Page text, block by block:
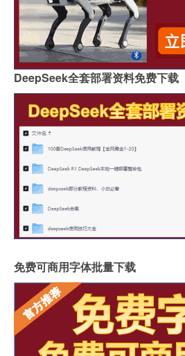
DeepSeek全套部署资料免费下载
免费可商用字体批量下载